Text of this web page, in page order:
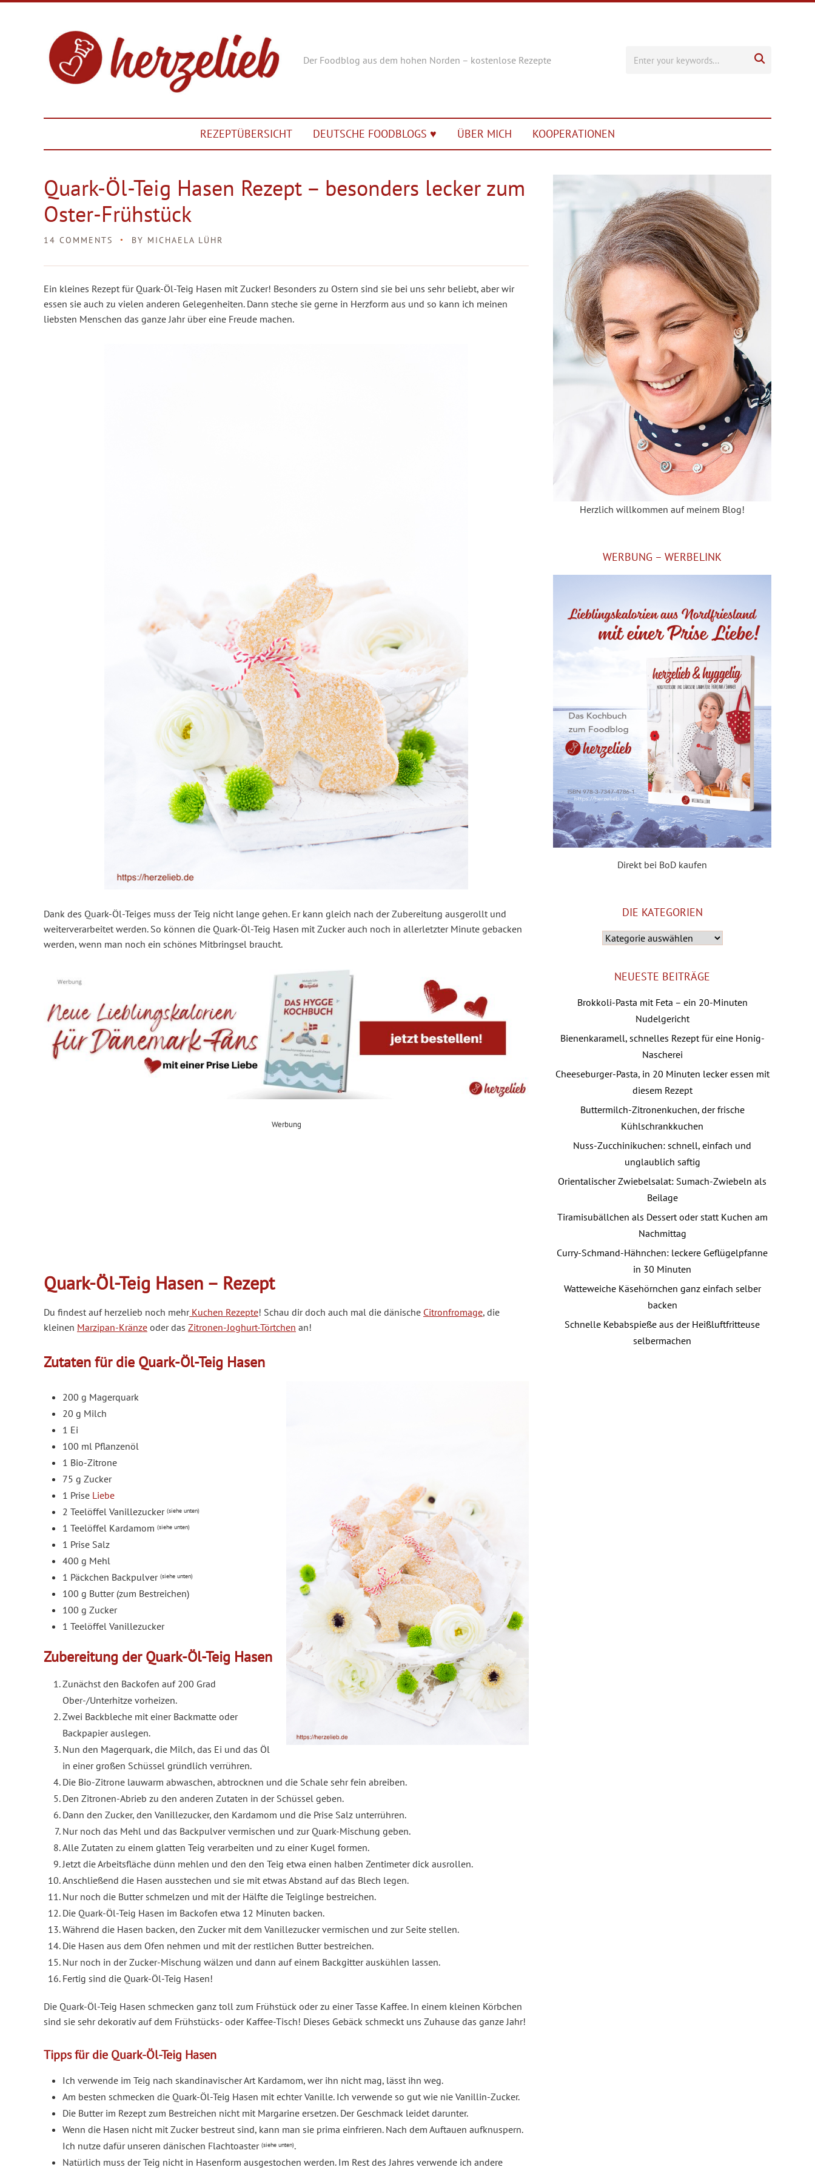
Der Foodblog aus dem hohen Norden – kostenlose Rezepte 
REZEPTÜBERSICHT DEUTSCHE FOODBLOGS ♥︎ ÜBER MICH KOOPERATIONEN
Quark-Öl-Teig Hasen Rezept – besonders lecker zum
Oster-Frühstück
14 COMMENTS BY MICHAELA LÜHR
Ein kleines Rezept für Quark-Öl-Teig Hasen mit Zucker! Besonders zu Ostern sind sie bei uns sehr beliebt, aber wir
essen sie auch zu vielen anderen Gelegenheiten. Dann steche sie gerne in Herzform aus und so kann ich meinen
liebsten Menschen das ganze Jahr über eine Freude machen.
Dank des Quark-Öl-Teiges muss der Teig nicht lange gehen. Er kann gleich nach der Zubereitung ausgerollt und
weiterverarbeitet werden. So können die Quark-Öl-Teig Hasen mit Zucker auch noch in allerletzter Minute gebacken
werden, wenn man noch ein schönes Mitbringsel braucht.
Werbung
Quark-Öl-Teig Hasen – Rezept
Du findest auf herzelieb noch mehrKuchen Rezepte! Schau dir doch auch mal die dänische Citronfromage, die
kleinen Marzipan-Kränze oder das Zitronen-Joghurt-Törtchen an!
Zutaten für die Quark-Öl-Teig Hasen
200 g Magerquark
20 g Milch
1 Ei
100 ml Pflanzenöl
1 Bio-Zitrone
75 g Zucker
1 Prise Liebe
2 Teelöffel Vanillezucker (siehe unten)
1 Teelöffel Kardamom (siehe unten)
1 Prise Salz
400 g Mehl
1 Päckchen Backpulver (siehe unten)
100 g Butter (zum Bestreichen)
100 g Zucker
1 Teelöffel Vanillezucker
Zubereitung der Quark-Öl-Teig Hasen
Zunächst den Backofen auf 200 Grad
Ober-/Unterhitze vorheizen.
Zwei Backbleche mit einer Backmatte oder
Backpapier auslegen.
Nun den Magerquark, die Milch, das Ei und das Öl
in einer großen Schüssel gründlich verrühren.
Die Bio-Zitrone lauwarm abwaschen, abtrocknen und die Schale sehr fein abreiben.
Den Zitronen-Abrieb zu den anderen Zutaten in der Schüssel geben.
Dann den Zucker, den Vanillezucker, den Kardamom und die Prise Salz unterrühren.
Nur noch das Mehl und das Backpulver vermischen und zur Quark-Mischung geben.
Alle Zutaten zu einem glatten Teig verarbeiten und zu einer Kugel formen.
Jetzt die Arbeitsfläche dünn mehlen und den den Teig etwa einen halben Zentimeter dick ausrollen.
Anschließend die Hasen ausstechen und sie mit etwas Abstand auf das Blech legen.
Nur noch die Butter schmelzen und mit der Hälfte die Teiglinge bestreichen.
Die Quark-Öl-Teig Hasen im Backofen etwa 12 Minuten backen.
Während die Hasen backen, den Zucker mit dem Vanillezucker vermischen und zur Seite stellen.
Die Hasen aus dem Ofen nehmen und mit der restlichen Butter bestreichen.
Nur noch in der Zucker-Mischung wälzen und dann auf einem Backgitter auskühlen lassen.
Fertig sind die Quark-Öl-Teig Hasen!
Die Quark-Öl-Teig Hasen schmecken ganz toll zum Frühstück oder zu einer Tasse Kaffee. In einem kleinen Körbchen
sind sie sehr dekorativ auf dem Frühstücks- oder Kaffee-Tisch! Dieses Gebäck schmeckt uns Zuhause das ganze Jahr!
Tipps für die Quark-Öl-Teig Hasen
Ich verwende im Teig nach skandinavischer Art Kardamom, wer ihn nicht mag, lässt ihn weg.
Am besten schmecken die Quark-Öl-Teig Hasen mit echter Vanille. Ich verwende so gut wie nie Vanillin-Zucker.
Die Butter im Rezept zum Bestreichen nicht mit Margarine ersetzen. Der Geschmack leidet darunter.
Wenn die Hasen nicht mit Zucker bestreut sind, kann man sie prima einfrieren. Nach dem Auftauen aufknuspern.
Ich nutze dafür unseren dänischen Flachtoaster (siehe unten).
Natürlich muss der Teig nicht in Hasenform ausgestochen werden. Im Rest des Jahres verwende ich andere
Herzlich willkommen auf meinem Blog!
WERBUNG – WERBELINK
Direkt bei BoD kaufen
DIE KATEGORIEN
NEUESTE BEITRÄGE
Brokkoli-Pasta mit Feta – ein 20-Minuten
Nudelgericht
Bienenkaramell, schnelles Rezept für eine Honig-
Nascherei
Cheeseburger-Pasta, in 20 Minuten lecker essen mit
diesem Rezept
Buttermilch-Zitronenkuchen, der frische
Kühlschrankkuchen
Nuss-Zucchinikuchen: schnell, einfach und
unglaublich saftig
Orientalischer Zwiebelsalat: Sumach-Zwiebeln als
Beilage
Tiramisubällchen als Dessert oder statt Kuchen am
Nachmittag
Curry-Schmand-Hähnchen: leckere Geflügelpfanne
in 30 Minuten
Watteweiche Käsehörnchen ganz einfach selber
backen
Schnelle Kebabspieße aus der Heißluftfritteuse
selbermachen